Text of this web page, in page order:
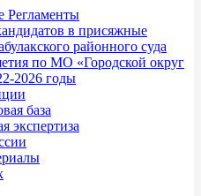
Регламенты
в присяжные
районного суда
по МО «Городской округ
2026 годы
база
экспертиза